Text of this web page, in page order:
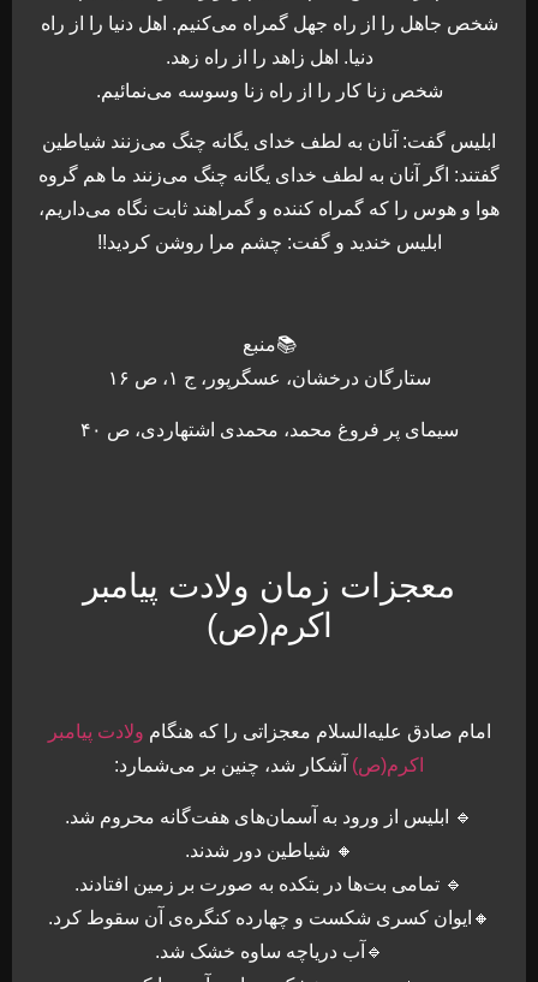
شخص جاهل را از راه جهل گمراه می‌کنیم. اهل دنیا را از راه
دنیا. اهل زاهد را از راه زهد.
شخص زنا کار را از راه زنا وسوسه می‌نمائیم.
ابلیس گفت: آنان به لطف خدای یگانه چنگ می‌زنند شیاطین
گفتند: اگر آنان به لطف خدای یگانه چنگ می‌زنند ما هم گروه
هوا و هوس را که گمراه کننده و گمراهند ثابت نگاه می‌داریم،
ابلیس خندید و گفت: چشم مرا روشن کردید!!
📚منبع
ستارگان درخشان، عسگرپور، ج ۱، ص ۱۶
سیمای پر فروغ محمد، محمدی اشتهاردی، ص ۴۰
معجزات زمان ولادت پیامبر
اکرم(ص)
امام صادق علیه‌السلام معجزاتی را که هنگام ولادت پیامبر
اکرم(ص) آشکار شد، چنین بر می‌شمارد:
🔹 ابلیس از ورود به آسمان‌های هفت‌گانه محروم شد.
🔸 شیاطین دور شدند.
🔹 تمامی بت‌ها در بتکده به صورت بر زمین افتادند.
🔸ایوان کسری شکست و چهارده کنگره‌ی آن سقوط کرد.
🔹آب دریاچه ساوه خشک شد.